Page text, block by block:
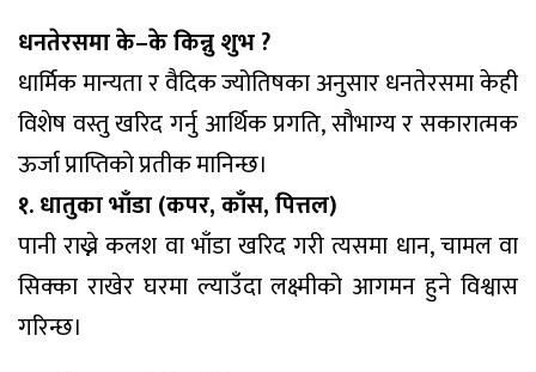
धनतेरसमा के–के किन्नु शुभ ?
धार्मिक मान्यता र वैदिक ज्योतिषका अनुसार धनतेरसमा केही
विशेष वस्तु खरिद गर्नु आर्थिक प्रगति, सौभाग्य र सकारात्मक
ऊर्जा प्राप्तिको प्रतीक मानिन्छ।
१. धातुका भाँडा (कपर, काँस, पित्तल)
पानी राख्ने कलश वा भाँडा खरिद गरी त्यसमा धान, चामल वा
सिक्का राखेर घरमा ल्याउँदा लक्ष्मीको आगमन हुने विश्वास
गरिन्छ।